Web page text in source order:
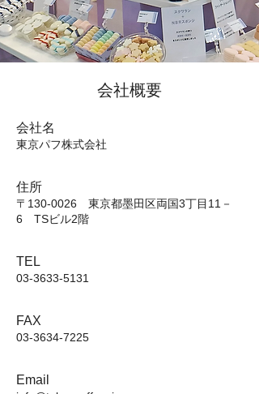
会社概要
会社名
東京パフ株式会社
住所
〒130-0026 東京都墨田区両国3丁目11－
6 TSビル2階
TEL
03-3633-5131
FAX
03-3634-7225
Email